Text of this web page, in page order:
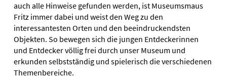
auch alle Hinweise gefunden werden, ist Museumsmaus
Fritz immer dabei und weist den Weg zu den
interessantesten Orten und den beeindruckendsten
Objekten. So bewegen sich die jungen Entdeckerinnen
und Entdecker völlig frei durch unser Museum und
erkunden selbstständig und spielerisch die verschiedenen
Themenbereiche.